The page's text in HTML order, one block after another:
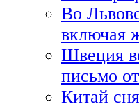
Во
включая
Швеция
письмо
Китай